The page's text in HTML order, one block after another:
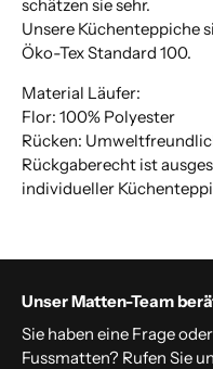
schätzen sie sehr.
Unsere Küchenteppiche
Öko-Tex Standard 100.
Material Läufer:
Flor: 100% Polyester
Rücken:
Rückgaberecht ist
individueller
Unser Matten-Team
Sie haben eine Frage
Fussmatten? Rufen Sie